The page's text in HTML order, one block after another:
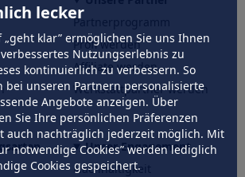
lecker
klar” ermöglichen Sie uns Ihnen
Nutzungserlebnis zu
kontinuierlich zu verbessern. So
bei unseren Partnern personalisierte
Angebote anzeigen. Über
Sie Ihre persönlichen Präferenzen
auch nachträglich jederzeit möglich. Mit
notwendige Cookies” werden lediglich
Cookies gespeichert.
Partnerprogramm
Profi werden
Affiliate werden
Werkstattpartner werden
Unser Engagement
Nachhaltigkeit